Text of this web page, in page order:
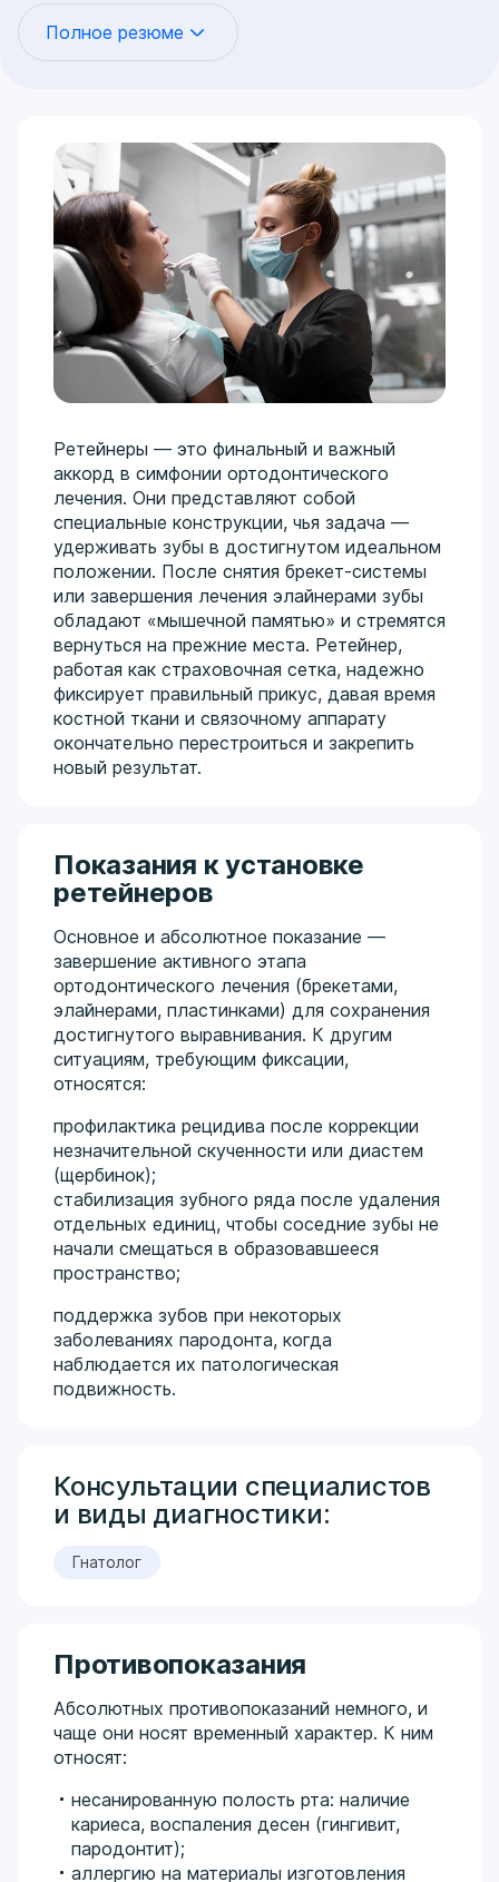
Полное резюме
вмешательство — от небольшой реставрации до
тотальной имплантации — проводится не хаотично,
а с математически выверенным учетом работы
височно-нижнечелюстного сустава (ВНЧС) и
окклюзии.
Цифровая ортопедия и нейромышечный баланс:
Протезирование (виниры, коронки, капы, All-on-
4/6) не просто восстанавливает эстетику, а
перезапускает физиологичную работу всей
зубочелюстной системы.
Сложная хирургия и имплантация:Удаление
лифтинг с четким пониманием, как будущий
протез повлияет на сустав и осанку.
Гнатология как философия лечения:Диагностика
дисфункций ВНЧС, выявление причин головных
болей и стираемости зубов. Восстановление
правильного прикуса и гармоничной работы
жевательных мышц перед началом любого
лечения.
Междисциплинарный подход:Объединение
эндодонтии, хирургии и протезирования для
долгосрочной стабильности результата без риска
«поломок» реставраций.
Образование и развитие:
здравоохранения. Действующий член Ассоциации
стоматологов России. Системно изучает
протоколы (включая обучение 2024–2025 гг. по
реорганизации окклюзии и Full Arch).
Ретейнеры — это финальный и важный
аккорд в симфонии ортодонтического
лечения. Они представляют собой
специальные конструкции, чья задача —
удерживать зубы в достигнутом идеальном
положении. После снятия брекет-системы
или завершения лечения элайнерами зубы
обладают «мышечной памятью» и стремятся
вернуться на прежние места. Ретейнер,
работая как страховочная сетка, надежно
фиксирует правильный прикус, давая время
костной ткани и связочному аппарату
окончательно перестроиться и закрепить
новый результат.
Показания к установке
ретейнеров
Основное и абсолютное показание —
завершение активного этапа
ортодонтического лечения (брекетами,
элайнерами, пластинками) для сохранения
достигнутого выравнивания. К другим
ситуациям, требующим фиксации,
относятся:
профилактика рецидива после коррекции
незначительной скученности или диастем
(щербинок);
стабилизация зубного ряда после удаления
отдельных единиц, чтобы соседние зубы не
начали смещаться в образовавшееся
пространство;
поддержка зубов при некоторых
заболеваниях пародонта, когда
наблюдается их патологическая
подвижность.
Консультации специалистов
и виды диагностики:
Гнатолог
Противопоказания
Абсолютных противопоказаний немного, и
чаще они носят временный характер. К ним
относят:
несанированную полость рта: наличие
кариеса, воспаления десен (гингивит,
пародонтит);
аллергию на материалы изготовления